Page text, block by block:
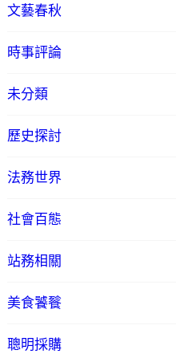
文藝春秋
時事評論
未分類
歷史探討
法務世界
社會百態
站務相關
美食饕餮
聰明採購